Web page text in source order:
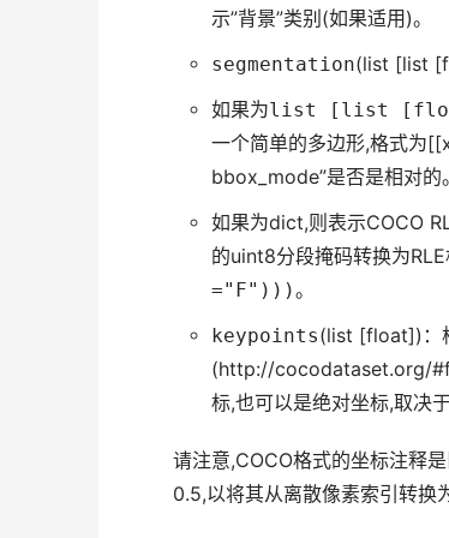
示”背景”类别(如果适用)。
segmentation(list [list
如果为list [list
一个简单的多边形,格式为
bbox_mode”是否是相对的。
如果为dict,则表示COCO
的uint8分段掩码转换为
="F")))。
keypoints(list [float])：
(http://cocodataset.org/
标,也可以是绝对坐标,取决
请注意,COCO格式的坐标注释
0.5,以将其从离散像素索引转换